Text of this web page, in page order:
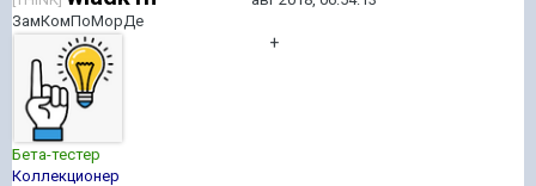
ЗамКомПоМорДе
Бета-тестер
Коллекционер
+